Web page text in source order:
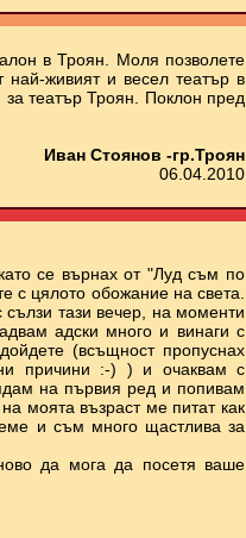
в Троян. Моля позволете
най-живият и весел театър в
за театър Троян. Поклон пред
Иван Стоянов -гр.Троян
06.04.2010
се върнах от "Луд съм по
цялото обожание на света.
тази вечер, на моменти
адски много и винаги с
(всъщност пропуснах
причини :-) ) и очаквам с
на първия ред и попивам
моята възраст ме питат как
и съм много щастлива за
да мога да посетя ваше